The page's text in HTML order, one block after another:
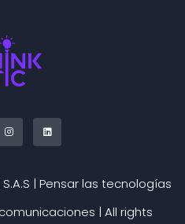
| Pensar las tecnologías
| All rights